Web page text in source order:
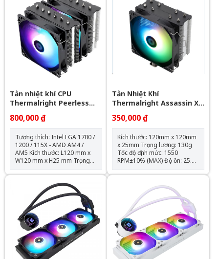
Lưu lượng gió: 64.3CFM Tuổi
thọ quạt: 40.000 giờ Độ ồn:
31.5dBA Vòng bi: Hydraulic
Tuổi thọ máy bơm: 30.000 giờ
Độ ồn: 30dBA Tốc độ bơm:
2400 +- 10%
fan kèm theo hub điều khiển
và remote
Tản nhiệt khí CPU
Thermalright Peerless
Assassin 120 SE ARGB
(Đen, 2 Tháp)
800,000 ₫
Tương thích: Intel LGA 1700 /
1200 / 115X - AMD AM4 /
AM5 Kích thước: L120 mm x
W120 mm x H25 mm Trọng
lượng: 120g Tốc độ định mức:
1550 RPM ± 10% (MAX) Mức
ồn: 25,6 dBA Lưu lượng
không khí: 66,17 CFM (MAX)
Áp suất không khí: 1,53mm
H2O (MAX) Ampe: 0.20 A Đầu
nối: 4 Pin (Đầu nối quạt PWM)
Đầu nối ARGB sync main
board: 3 PIN 5V ( sản phẩm
không kèm theo hub điều
khiển led) Loại vòng bi: Vòng
bi S-FDB
Tản Nhiệt Khí
Thermalright Assassin X
120 Refined SE RGB V2
350,000 ₫
Kích thước: 120mm x 120mm
x 25mm Trọng lượng: 130g
Tốc độ định mức: 1550
RPM±10% (MAX) Độ ồn: 25.6
dBA Lưu lượng không khí:
66,17 CFM (MAX) Áp suất
không khí: 1.53mm H2O
4 chân (đầu nối quạt PWM)
Loại vòng bi: Vòng bi S-FDB